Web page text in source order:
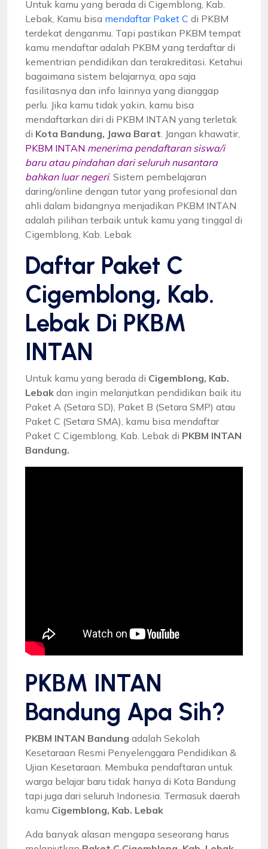
Untuk kamu yang berada di Cigemblong, Kab.
Lebak, Kamu bisa mendaftar Paket C di PKBM
terdekat denganmu. Tapi pastikan PKBM tempat
kamu mendaftar adalah PKBM yang terdaftar di
kementrian pendidikan dan terakreditasi. Ketahui
bagaimana sistem belajarnya, apa saja
fasilitasnya dan info lainnya yang dianggap
perlu. Jika kamu tidak yakin, kamu bisa
mendaftarkan diri di PKBM INTAN yang terletak
di Kota Bandung, Jawa Barat . Jangan khawatir,
PKBM INTAN menerima pendaftaran siswa/i
baru atau pindahan dari seluruh nusantara
bahkan luar negeri. Sistem pembelajaran
daring/online dengan tutor yang profesional dan
ahli dalam bidangnya menjadikan PKBM INTAN
adalah pilihan terbaik untuk kamu yang tinggal di
Cigemblong, Kab. Lebak
Daftar Paket C
Cigemblong, Kab.
Lebak Di PKBM
INTAN
Untuk kamu yang berada di Cigemblong, Kab.
Lebak dan ingin melanjutkan pendidikan baik itu
Paket A (Setara SD), Paket B (Setara SMP) atau
Paket C (Setara SMA), kamu bisa mendaftar
Paket C Cigemblong, Kab. Lebak di PKBM INTAN
Bandung.
PKBM INTAN
Bandung Apa Sih?
PKBM INTAN Bandung adalah Sekolah
Kesetaraan Resmi Penyelenggara Pendidikan &
Ujian Kesetaraan. Membuka pendaftaran untuk
warga belajar baru tidak hanya di Kota Bandung
tapi juga dari seluruh Indonesia. Termasuk daerah
kamu Cigemblong, Kab. Lebak
Ada banyak alasan mengapa seseorang harus